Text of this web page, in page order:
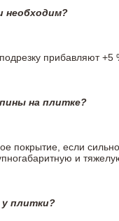
необходим?
прибавляют +5
на плитке?
покрытие, если
и
у плитки?